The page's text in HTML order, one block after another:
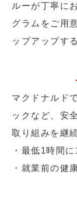
ルーが丁寧に
グラムをご用
ップアップす
マクドナルド
ックなど、安
取り組みを継
・最低1時間
・就業前の